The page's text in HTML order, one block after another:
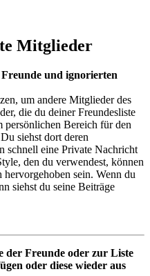
Mitglieder
und ignorierten
um andere Mitglieder des
die du deiner Freundesliste
persönlichen Bereich für den
siehst dort deren
schnell eine Private Nachricht
den du verwendest, können
sein. Wenn du
siehst du seine Beiträge
der Freunde oder zur Liste
oder diese wieder aus